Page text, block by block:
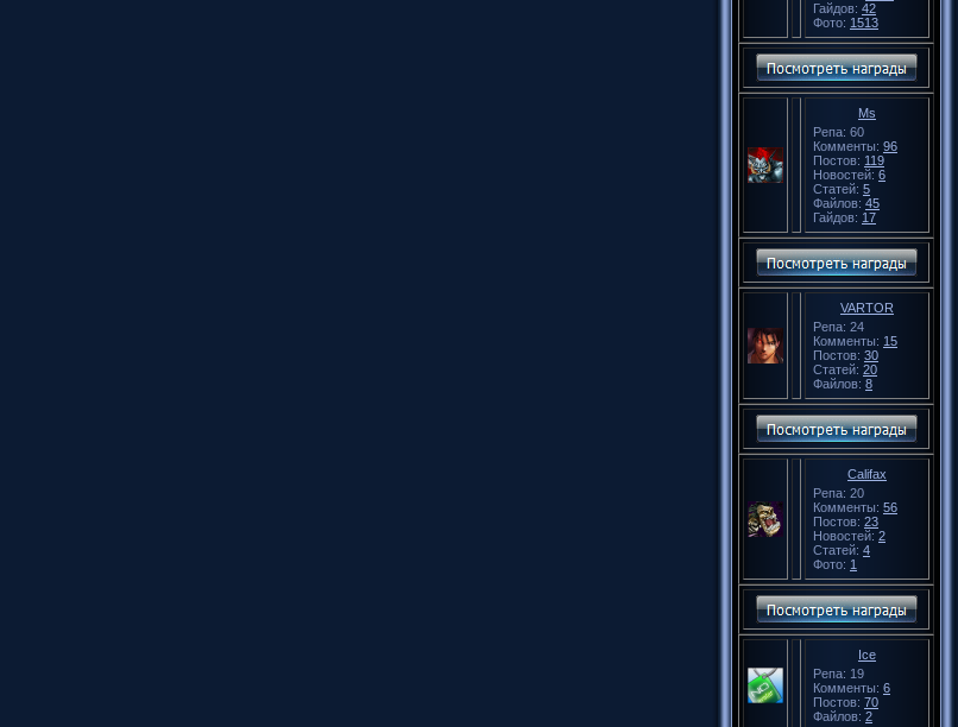
Гайдов: 42
Фото: 1513
Ms
Репа: 60
Комменты: 96
Постов: 119
Новостей: 6
Статей: 5
Файлов: 45
Гайдов: 17
VARTOR
Репа: 24
Комменты: 15
Постов: 30
Статей: 20
Файлов: 8
Califax
Репа: 20
Комменты: 56
Постов: 23
Новостей: 2
Статей: 4
Фото: 1
Ice
Репа: 19
Комменты: 6
Постов: 70
Файлов: 2